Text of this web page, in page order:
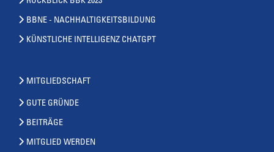
BBNE - NACHHALTIGKEITSBILDUNG
KÜNSTLICHE INTELLIGENZ CHATGPT
MITGLIEDSCHAFT
GUTE GRÜNDE
BEITRÄGE
MITGLIED WERDEN